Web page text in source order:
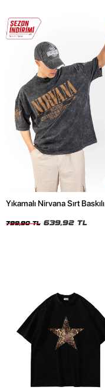
Yıkamalı Nirvana Sırt Baskılı
799,90 TL 639,92 TL